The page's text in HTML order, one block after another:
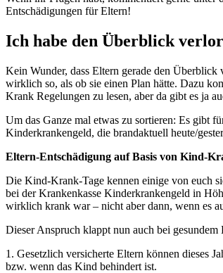
Entschädigungen für Eltern!
Ich habe den Überblick
Kein Wunder, dass Eltern gerade den
wirklich so, als ob sie einen Plan hätte. Dazu
Krank Regelungen zu lesen, aber da gibt es ja
Um das Ganze mal etwas zu sortieren: Es gibt
Kinderkrankengeld, die brandaktuell heute/
Eltern-Entschädigung auf Basis von Kind-
Die Kind-Krank-Tage kennen einige von euch
bei der Krankenkasse Kinderkrankengeld in
wirklich krank war – nicht aber dann, wenn es
Dieser Anspruch klappt nun auch bei
1. Gesetzlich versicherte Eltern können dieses
bzw. wenn das Kind behindert ist.